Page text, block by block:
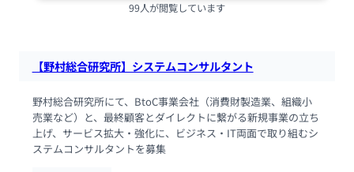
99人が閲覧しています
【野村総合研究所】システムコンサルタント
野村総合研究所にて、BtoC事業会社（消費財製造業、組織小
売業など）と、最終顧客とダイレクトに繋がる新規事業の立ち
上げ、サービス拡大・強化に、ビジネス・IT両面で取り組むシ
ステムコンサルタントを募集